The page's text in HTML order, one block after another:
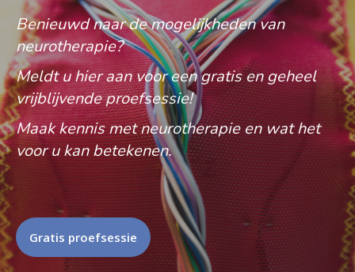
Benieuwd naar de mogelijkheden van
neurotherapie?
Meldt u hier aan voor een gratis en geheel
vrijblijvende proefsessie!
Maak kennis met neurotherapie en wat het
voor u kan betekenen.
Gratis proefsessie